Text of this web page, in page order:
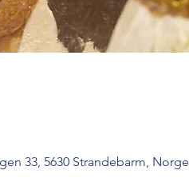
33, 5630 Strandebarm, Norge